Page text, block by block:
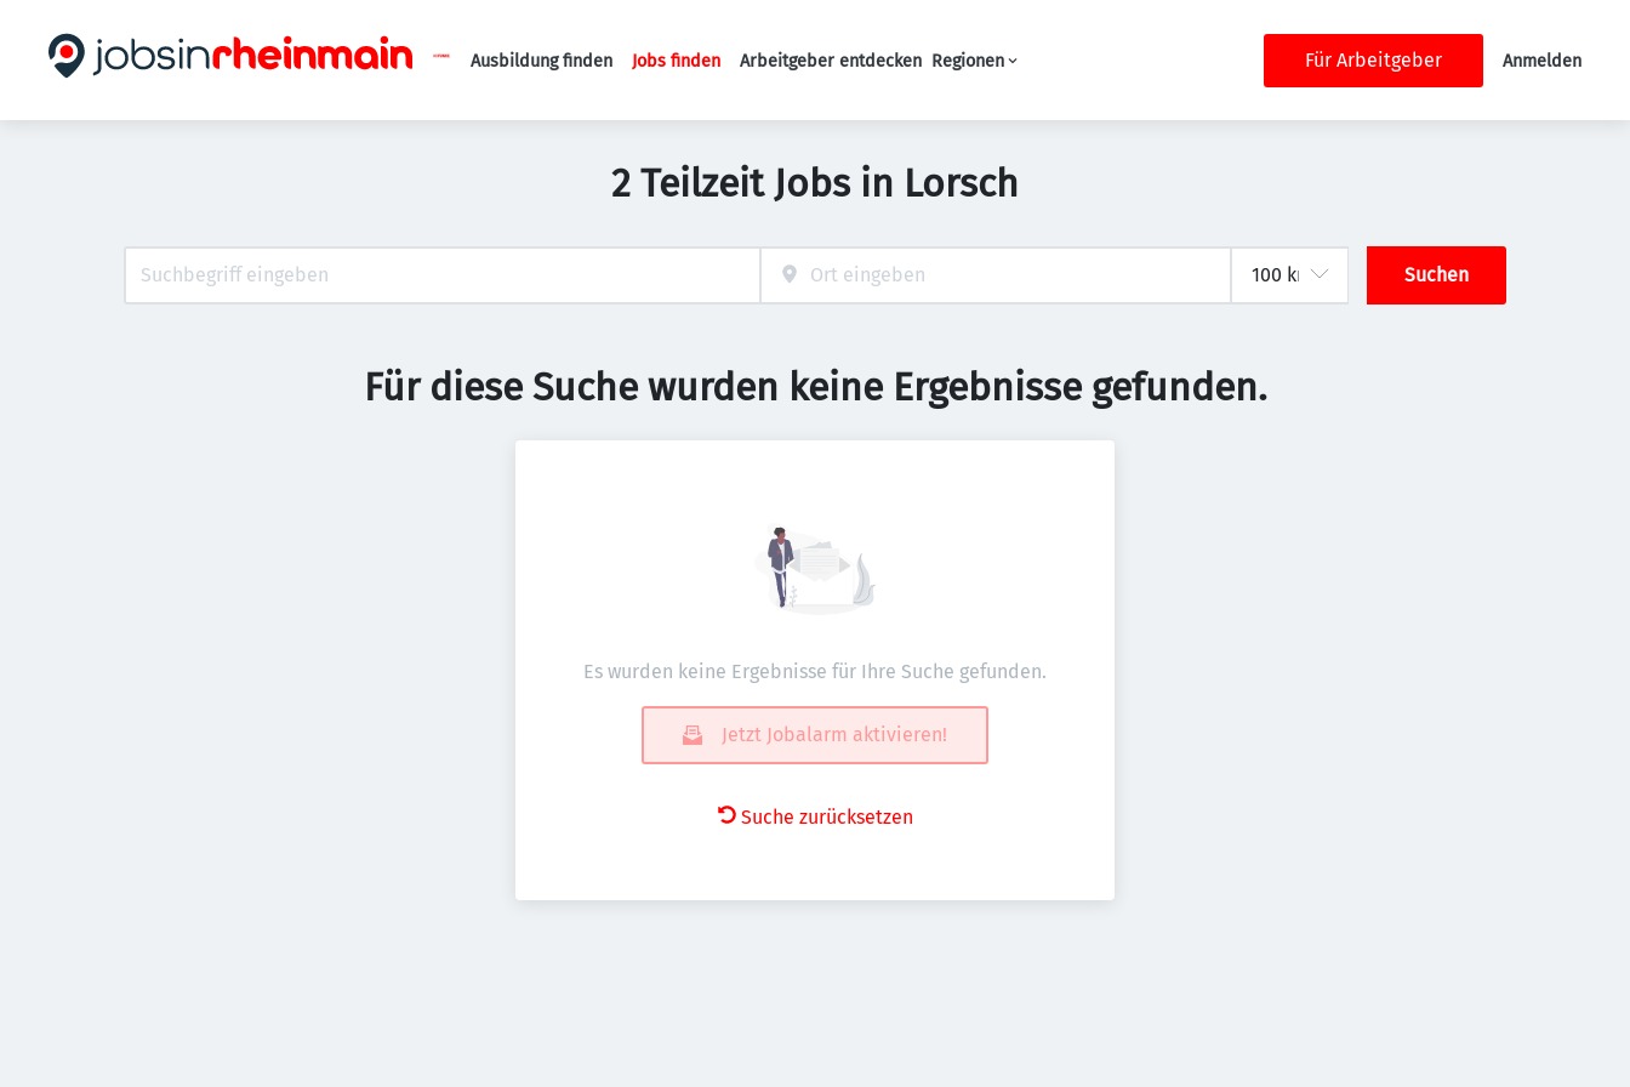
Haupt-Navigation
Ausbildung finden Jobs finden Arbeitgeber entdecken Regionen Für Arbeitgeber Anmelden
2 Teilzeit Jobs in Lorsch
Suchen
Für diese Suche wurden keine Ergebnisse gefunden.
Es wurden keine Ergebnisse für Ihre Suche gefunden.
Jetzt Jobalarm aktivieren!
Suche zurücksetzen